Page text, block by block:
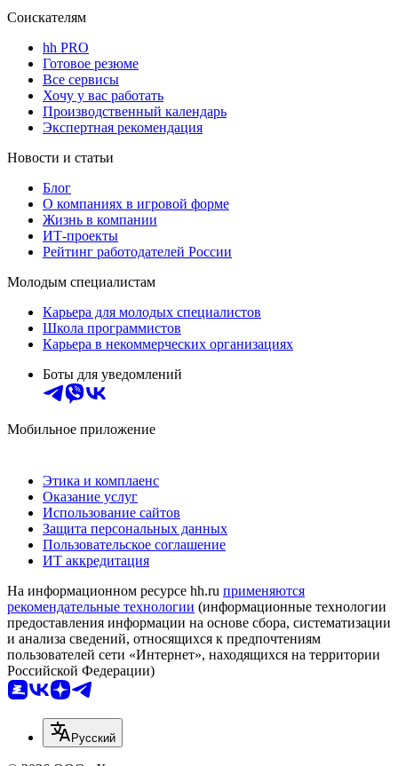
Соискателям
hh PRO
Готовое резюме
Все сервисы
Хочу у вас работать
Производственный календарь
Экспертная рекомендация
Новости и статьи
Блог
О компаниях в игровой форме
Жизнь в компании
ИТ-проекты
Рейтинг работодателей России
Молодым специалистам
Карьера для молодых специалистов
Школа программистов
Карьера в некоммерческих организациях
Боты для уведомлений
Мобильное приложение
Этика и комплаенс
Оказание услуг
Использование сайтов
Защита персональных данных
Пользовательское соглашение
ИТ аккредитация
На информационном ресурсе hh.ru применяются
рекомендательные технологии (информационные технологии
предоставления информации на основе сбора, систематизации
и анализа сведений, относящихся к предпочтениям
пользователей сети «Интернет», находящихся на территории
Российской Федерации)
Русский